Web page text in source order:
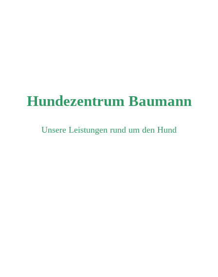
Hundezentrum Baumann
Unsere Leistungen rund um den Hund